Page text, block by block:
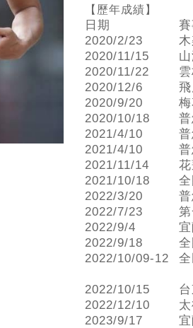
【歷年成績】
日期
2020/2/23
2020/11/15
2020/11/22
2020/12/6
2020/9/20
2020/10/18
2021/4/10
2021/4/10
2021/11/14
2021/10/18
2022/3/20
2022/7/23
2022/9/4
2022/9/18
2022/10/09-12
2022/10/15
2022/12/10
2023/9/17